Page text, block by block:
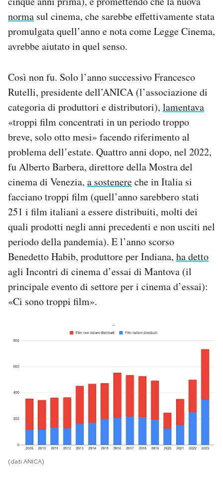
norma sul cinema, che sarebbe effettivamente stata
promulgata quell’anno e nota come Legge Cinema,
avrebbe aiutato in quel senso.
Così non fu. Solo l’anno successivo Francesco
Rutelli, presidente dell’ANICA (l’associazione di
categoria di produttori e distributori), lamentava
«troppi film concentrati in un periodo troppo
breve, solo otto mesi» facendo riferimento al
problema dell’estate. Quattro anni dopo, nel 2022,
fu Alberto Barbera, direttore della Mostra del
cinema di Venezia, a sostenereche in Italia si
facciano troppi film (quell’anno sarebbero stati
251 i film italiani a essere distribuiti, molti dei
quali prodotti negli anni precedenti e non usciti nel
periodo della pandemia). E l’anno scorso
Benedetto Habib, produttore per Indiana, ha detto
agli Incontri di cinema d’essai di Mantova (il
principale evento di settore per i cinema d’essai):
«Ci sono troppi film».
(dati ANICA)